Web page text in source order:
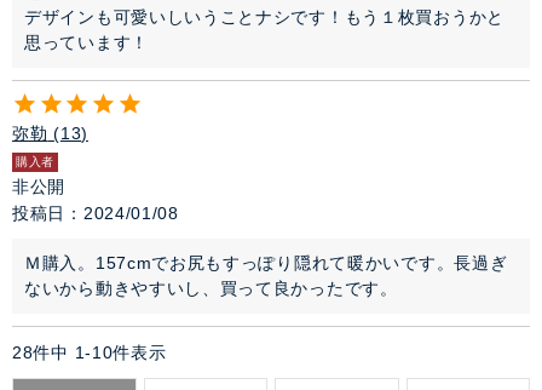
デザインも可愛いしいうことナシです！もう１枚買おうかと
思っています！
弥勒 13
購入者
非公開
投稿日
2024/01/08
Ｍ購入。157cmでお尻もすっぽり隠れて暖かいです。長過ぎ
ないから動きやすいし、買って良かったです。
28件中 1-10件表示